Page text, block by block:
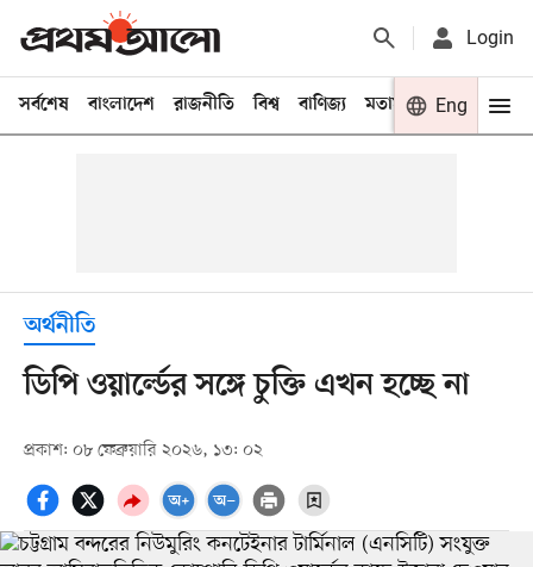
Login
সর্বশেষ বাংলাদেশ রাজনীতি বিশ্ব বাণিজ্য মতামত খেলা
Eng
অর্থনীতি
ডিপি ওয়ার্ল্ডের সঙ্গে চুক্তি এখন হচ্ছে না
প্রকাশ: ০৮ ফেব্রুয়ারি ২০২৬, ১৩: ০২